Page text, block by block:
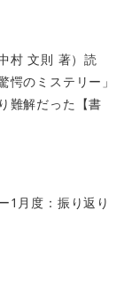
村 文則 著）読
愕のミステリー」
難解だった【書
1月度：振り返り